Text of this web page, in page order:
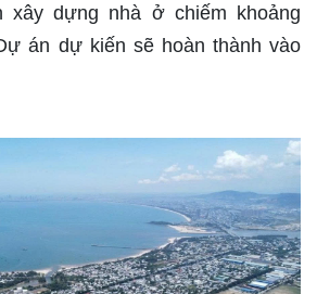
xây dựng nhà ở chiếm khoảng
án dự kiến sẽ hoàn thành vào